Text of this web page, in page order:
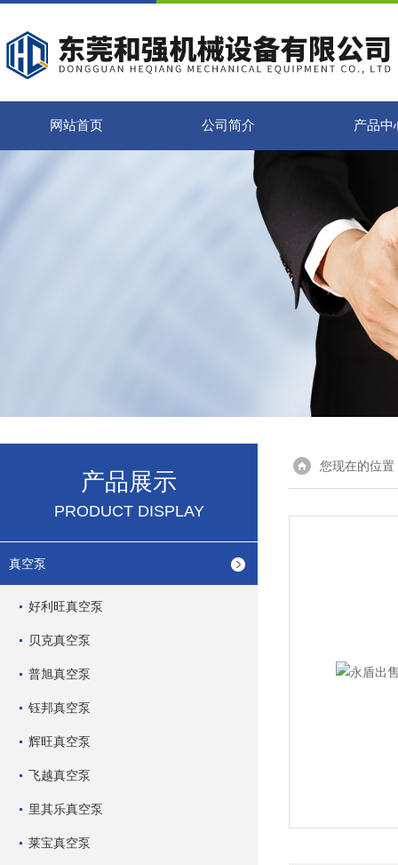
网站首页 公司简介 产品中
产品展示
PRODUCT DISPLAY
真空泵
好利旺真空泵
贝克真空泵
普旭真空泵
钰邦真空泵
辉旺真空泵
飞越真空泵
里其乐真空泵
莱宝真空泵
您现在的位置